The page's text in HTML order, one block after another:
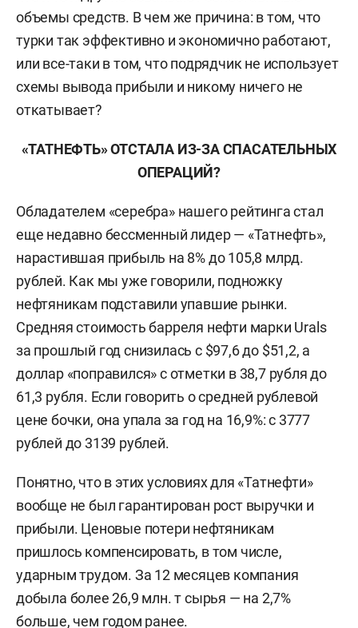
объемы средств. В чем же причина: в том, что
турки так эффективно и экономично работают,
или все-таки в том, что подрядчик не использует
схемы вывода прибыли и никому ничего не
откатывает?
«ТАТНЕФТЬ» ОТСТАЛА ИЗ-ЗА СПАСАТЕЛЬНЫХ
ОПЕРАЦИЙ?
Обладателем «серебра» нашего рейтинга стал
еще недавно бессменный лидер — «Татнефть»,
нарастившая прибыль на 8% до 105,8 млрд.
рублей. Как мы уже говорили, подножку
нефтяникам подставили упавшие рынки.
Средняя стоимость барреля нефти марки Urals
за прошлый год снизилась с $97,6 до $51,2, а
доллар «поправился» с отметки в 38,7 рубля до
61,3 рубля. Если говорить о средней рублевой
цене бочки, она упала за год на 16,9%: с 3777
рублей до 3139 рублей.
Понятно, что в этих условиях для «Татнефти»
вообще не был гарантирован рост выручки и
прибыли. Ценовые потери нефтяникам
пришлось компенсировать, в том числе,
ударным трудом. За 12 месяцев компания
добыла более 26,9 млн. т сырья — на 2,7%
больше, чем годом ранее.